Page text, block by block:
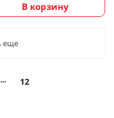
В корзину
еще
12